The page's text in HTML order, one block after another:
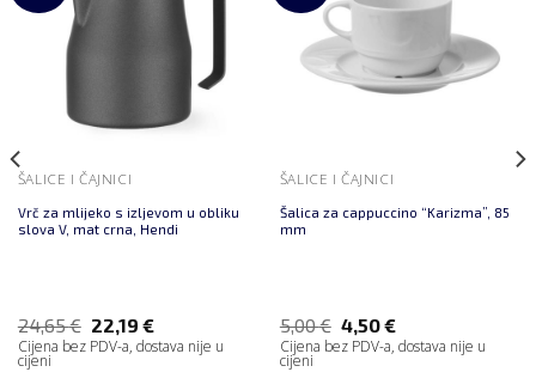
ŠALICE I ČAJNICI
Vrč za mlijeko s izljevom u obliku
slova V, mat crna, Hendi
24,65€ 22,19€
Cijena bez PDV-a, dostava nije u
cijeni
ŠALICE I ČAJNICI
Šalica za cappuccino “Karizma”, 85
mm
5,00€ 4,50€
Cijena bez PDV-a, dostava nije u
cijeni